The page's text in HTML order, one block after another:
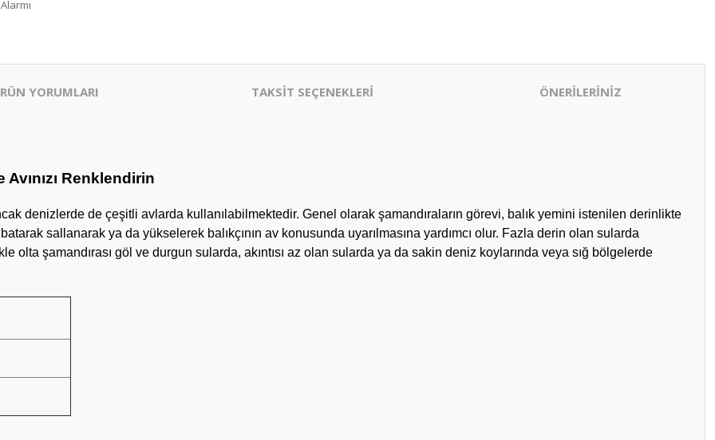
YORUMLARI TAKSİT SEÇENEKLERİ ÖNERİLERİNİZ
Renklendirin
denizlerde de çeşitli avlarda kullanılabilmektedir. Genel olarak şamandıraların görevi, balık yemini istenilen derinlikte
sallanarak ya da yükselerek balıkçının av konusunda uyarılmasına yardımcı olur. Fazla derin olan sularda
olta şamandırası göl ve durgun sularda, akıntısı az olan sularda ya da sakin deniz koylarında veya sığ bölgelerde